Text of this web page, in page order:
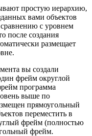
простую иерархию,
вами объектов
с уровнем
после создания
размещает
вы создали
фрейм округлой
программа
выше по
прямоугольный
переместить в
фрейм (полностью
фрейм.